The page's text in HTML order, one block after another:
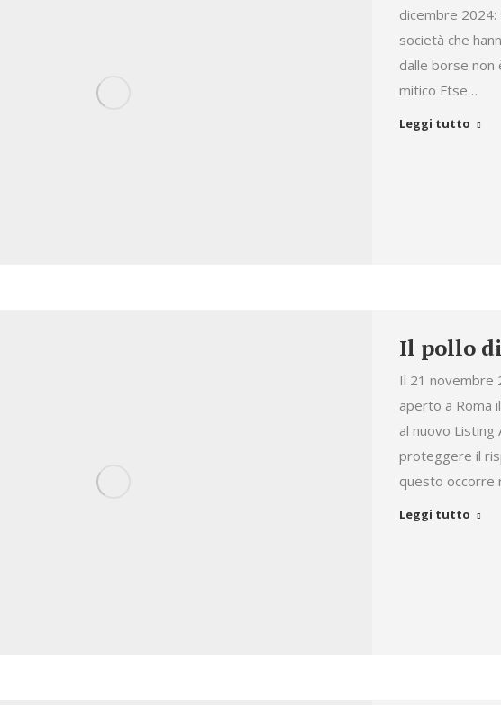
dicembre 2024:
società che
dalle borse non
mitico Ftse…
Leggi tutto
Il pollo
Il 21 novembre
aperto a Roma
al nuovo Listing
proteggere il
questo occorre
Leggi tutto